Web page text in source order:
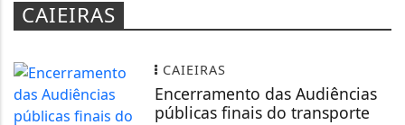
empregos
CAIEIRAS
CAIEIRAS
Encerramento das Audiências
públicas finais do transporte